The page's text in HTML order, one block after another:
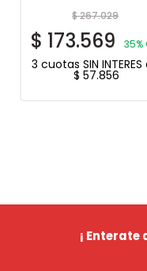
$267.029
$ 173.569 35%
3 cuotas SIN INTERES
$ 57.856
¡ Enterate